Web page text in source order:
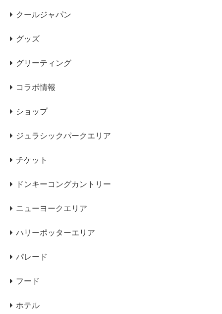
クールジャパン
グッズ
グリーティング
コラボ情報
ショップ
ジュラシックパークエリア
チケット
ドンキーコングカントリー
ニューヨークエリア
ハリーポッターエリア
パレード
フード
ホテル